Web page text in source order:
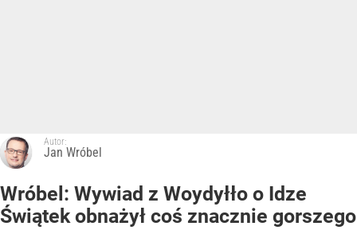
Autor:
Jan Wróbel
Wróbel: Wywiad z Woydyłło o Idze
Świątek obnażył coś znacznie gorszego